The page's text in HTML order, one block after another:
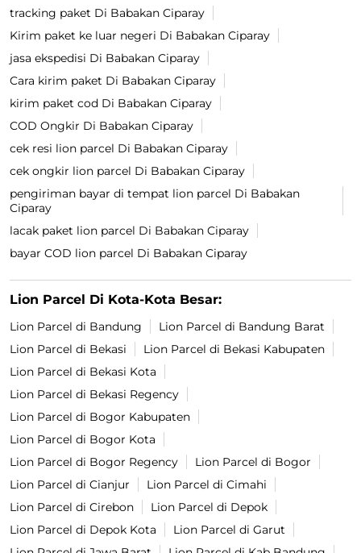
tracking paket Di Babakan Ciparay
Kirim paket ke luar negeri Di Babakan Ciparay
jasa ekspedisi Di Babakan Ciparay
Cara kirim paket Di Babakan Ciparay
kirim paket cod Di Babakan Ciparay
COD Ongkir Di Babakan Ciparay
cek resi lion parcel Di Babakan Ciparay
cek ongkir lion parcel Di Babakan Ciparay
pengiriman bayar di tempat lion parcel Di Babakan
Ciparay
lacak paket lion parcel Di Babakan Ciparay
bayar COD lion parcel Di Babakan Ciparay
Lion Parcel Di Kota-Kota Besar:
Lion Parcel di Bandung
Lion Parcel di Bandung Barat
Lion Parcel di Bekasi
Lion Parcel di Bekasi Kabupaten
Lion Parcel di Bekasi Kota
Lion Parcel di Bekasi Regency
Lion Parcel di Bogor Kabupaten
Lion Parcel di Bogor Kota
Lion Parcel di Bogor Regency
Lion Parcel di Bogor
Lion Parcel di Cianjur
Lion Parcel di Cimahi
Lion Parcel di Cirebon
Lion Parcel di Depok
Lion Parcel di Depok Kota
Lion Parcel di Garut